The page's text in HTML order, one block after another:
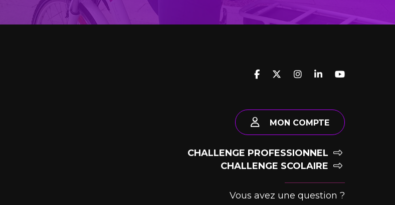
MON COMPTE
CHALLENGE PROFESSIONNEL
CHALLENGE SCOLAIRE
Vous avez une question ?